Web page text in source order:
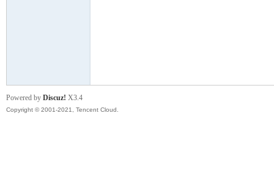
Powered by Discuz! X3.4
Copyright © 2001-2021, Tencent Cloud.